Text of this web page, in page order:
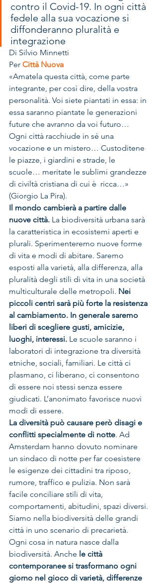
contro il Covid-19. In ogni città
fedele alla sua vocazione si
diffonderanno pluralità e
integrazione
Di Silvio Minnetti
Per Città Nuova
«Amatela questa città, come parte
integrante, per così dire, della vostra
personalità. Voi siete piantati in essa: in
essa saranno piantate le generazioni
future che avranno da voi futuro…
Ogni città racchiude in sé una
vocazione e un mistero… Custoditene
le piazze, i giardini e strade, le
scuole… meritate le sublimi grandezze
di civiltà cristiana di cui è  ricca…»
(Giorgio La Pira).
Il mondo cambierà a partire dalle
nuove città. La biodiversità urbana sarà
la caratteristica in ecosistemi aperti e
plurali. Sperimenteremo nuove forme
di vita e modi di abitare. Saremo
esposti alla varietà, alla differenza, alla
pluralità degli stili di vita in una società
multiculturale delle metropoli. Nei
piccoli centri sarà più forte la resistenza
al cambiamento. In generale saremo
liberi di scegliere gusti, amicizie,
luoghi, interessi. Le scuole saranno i
laboratori di integrazione tra diversità
etniche, sociali, familiari. Le città ci
plasmano, ci liberano, ci consentono
di essere noi stessi senza essere
giudicati. L’anonimato favorisce nuovi
modi di essere.
La diversità può causare però disagi e
conflitti specialmente di notte. Ad
Amsterdam hanno dovuto nominare
un sindaco di notte per far coesistere
le esigenze dei cittadini tra riposo,
rumore, traffico e pulizia. Non sarà
facile conciliare stili di vita,
comportamenti, abitudini, spazi diversi.
Siamo nella biodiversità delle grandi
città in uno scenario di precarietà.
Ogni cosa in natura nasce dalla
biodiversità. Anche le città
contemporanee si trasformano ogni
giorno nel gioco di varietà, differenze